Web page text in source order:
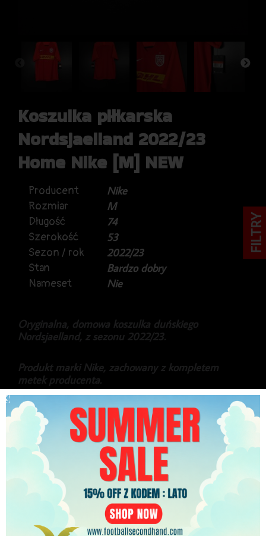
Koszulka piłkarska
Nordsjaelland 2022/23
Home Nike [M] NEW
Producent
Nike
Rozmiar
M
Długość
74
Szerokość
53
Sezon / rok
2022/23
Stan
Bardzo dobry
Nameset
Nie
Oryginalna, domowa koszulka duńskiego
Nordsjaelland, z sezonu 2022/23.
Produkt marki Nike, zachowany z kompletem
metek producenta.
Koszulka posiadała defekt w postaci odklejającego
się herbu, został on przyklejony na nowo.
199.99
FILTRY